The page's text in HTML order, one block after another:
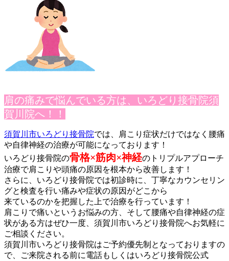
肩の痛みで悩んでいる方は、いろどり接骨院須
賀川院へ！！
須賀川市いろどり接骨院では、肩こり症状だけではなく腰痛
や自律神経の治療が可能になっております！
いろどり接骨院の骨格×筋肉×神経のトリプルアプローチ
治療で肩こりや頭痛の原因を根本から改善します！
さらに、いろどり接骨院では初診時に、丁寧なカウンセリン
グと検査を行い痛みや症状の原因がどこから
来ているのかを把握した上で治療を行っています！
肩こりで痛いというお悩みの方、そして腰痛や自律神経の症
状がある方はぜひ一度、須賀川市いろどり接骨院へお気軽に
ご相談ください。
須賀川市いろどり接骨院はご予約優先制となっておりますの
で、ご来院される前に電話もしくはいろどり接骨院公式